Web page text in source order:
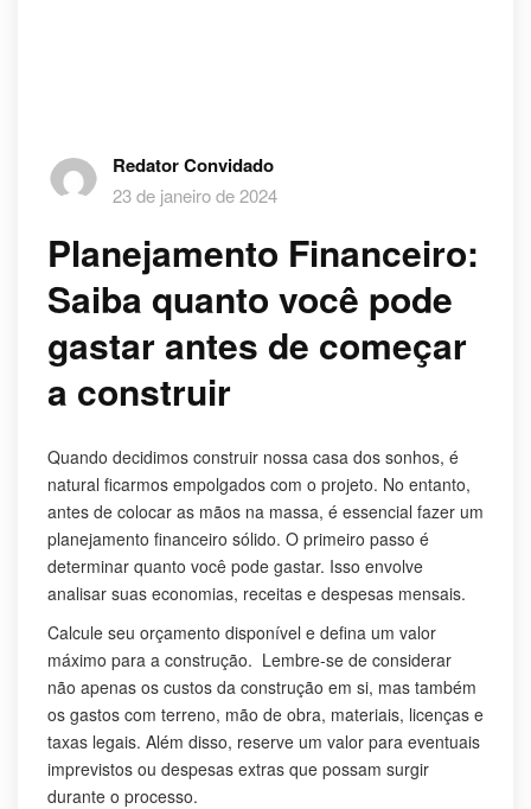
Redator Convidado
23 de janeiro de 2024
Planejamento Financeiro:
Saiba quanto você pode
gastar antes de começar
a construir
Quando decidimos construir nossa casa dos sonhos, é
natural ficarmos empolgados com o projeto. No entanto,
antes de colocar as mãos na massa, é essencial fazer um
planejamento financeiro sólido. O primeiro passo é
determinar quanto você pode gastar. Isso envolve
analisar suas economias, receitas e despesas mensais.
Calcule seu orçamento disponível e defina um valor
máximo para a construção. Lembre-se de considerar
não apenas os custos da construção em si, mas também
os gastos com terreno, mão de obra, materiais, licenças e
taxas legais. Além disso, reserve um valor para eventuais
imprevistos ou despesas extras que possam surgir
durante o processo.